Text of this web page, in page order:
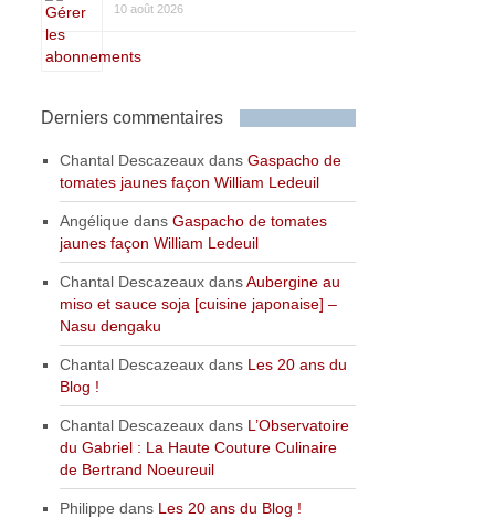
10 août 2026
Derniers commentaires
Chantal Descazeaux dansGaspacho de
tomates jaunes façon William Ledeuil
Angélique dansGaspacho de tomates
jaunes façon William Ledeuil
Chantal Descazeaux dansAubergine au
miso et sauce soja [cuisine japonaise] –
Nasu dengaku
Chantal Descazeaux dans Les 20 ans du
Blog !
Chantal Descazeaux dans L’Observatoire
du Gabriel : La Haute Couture Culinaire
de Bertrand Noeureuil
Philippe dans Les 20 ans du Blog !